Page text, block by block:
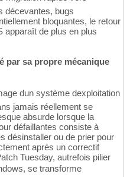
décevantes, bugs
bloquantes, le retour
apparaît de plus en plus
par sa propre mécanique
dun système dexploitation
jamais réellement se
absurde lorsque la
défaillantes consiste à
désinstaller ou de prier pour
après un correctif
Tuesday, autrefois pilier
se transforme